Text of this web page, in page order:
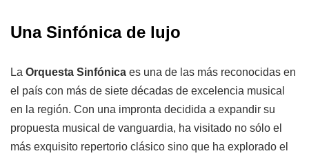
Una Sinfónica de lujo
La Orquesta Sinfónica es una de las más reconocidas en
el país con más de siete décadas de excelencia musical
en la región. Con una impronta decidida a expandir su
propuesta musical de vanguardia, ha visitado no sólo el
más exquisito repertorio clásico sino que ha explorado el